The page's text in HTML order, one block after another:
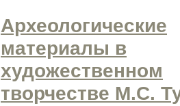
Археологические
материалы в
художественном
творчестве М.С.